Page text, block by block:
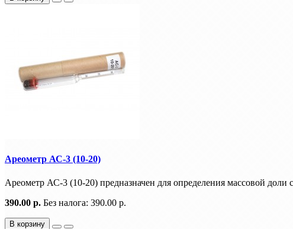
Ареометр АС-3 (10-20)
Ареометр АС-3 (10-20) предназначен для определения массовой доли
390.00 р. Без налога: 390.00 р.
В корзину